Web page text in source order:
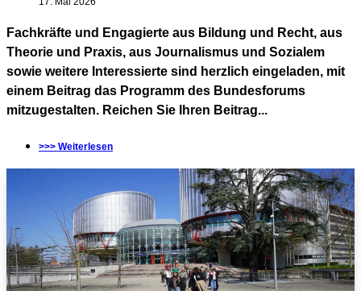
Fachkräfte und Engagierte aus Bildung und Recht, aus
Theorie und Praxis, aus Journalismus und Sozialem
sowie weitere Interessierte sind herzlich eingeladen, mit
einem Beitrag das Programm des Bundesforums
mitzugestalten. Reichen Sie Ihren Beitrag...
>>> Weiterlesen